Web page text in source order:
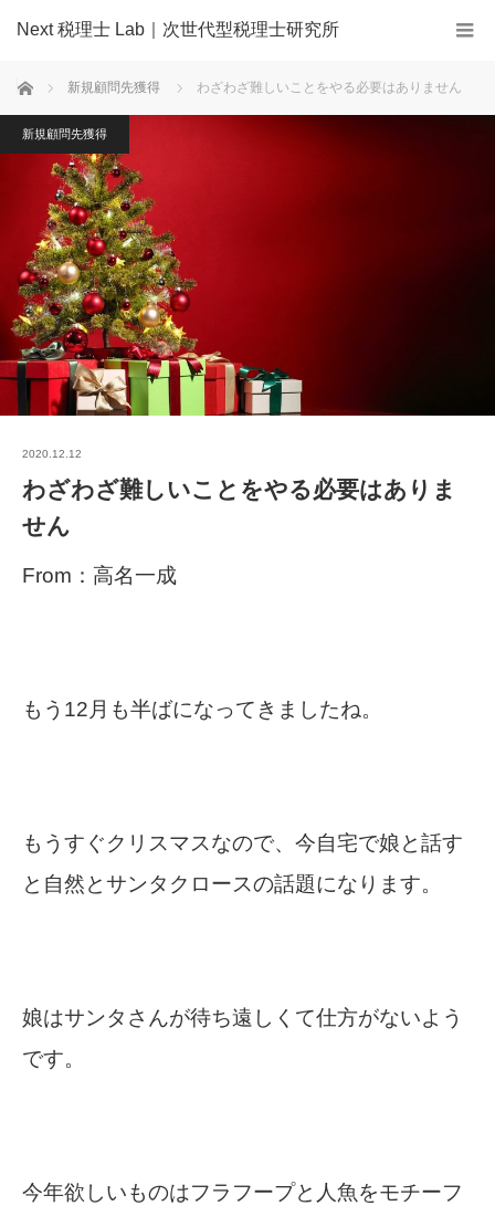
Next 税理士 Lab｜次世代型税理士研究所
ホーム 新規顧問先獲得 わざわざ難しいことをやる必要はありません
新規顧問先獲得
2020.12.12
わざわざ難しいことをやる必要はありま
せん
From：高名一成
もう12月も半ばになってきましたね。
もうすぐクリスマスなので、今自宅で娘と話す
と自然とサンタクロースの話題になります。
娘はサンタさんが待ち遠しくて仕方がないよう
です。
今年欲しいものはフラフープと人魚をモチーフ